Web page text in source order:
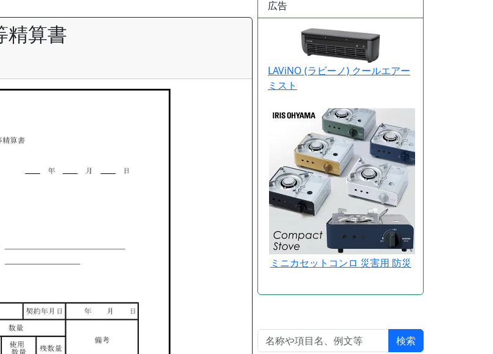
精算書
広告
LAViNO (ラビーノ) クールエアー
ミスト
ミニカセットコンロ 災害用 防災
検索